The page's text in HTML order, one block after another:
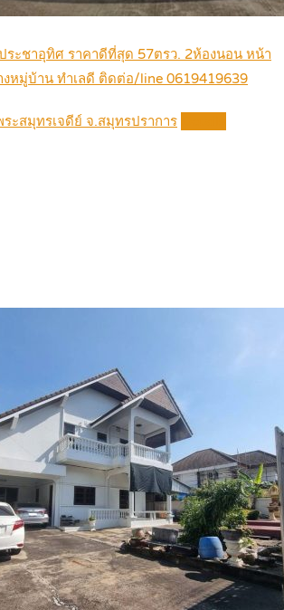
ะชาอุทิศ ราคาดีที่สุด 57ตรว. 2ห้องนอน หน้า
หมู่บ้าน ทำเลดี ติดต่อ/line 0619419639
ะสมุทรเจดีย์ จ.สมุทรปราการ